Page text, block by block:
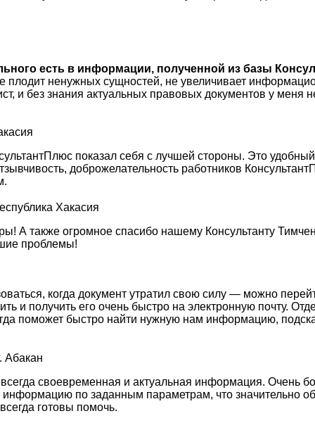
есть в информации, полученной из базы
плодит ненужных сущностей, не увеличивает
и без знания актуальных правовых документов у
показал себя с лучшей стороны. Это
доброжелательность работников
Хакасия
А также огромное спасибо нашему Консультанту
проблемы!
когда документ утратил свою силу — можно
и получить его очень быстро на электронную почту.
поможет быстро найти нужную нам информацию,
Абакан
своевременная и актуальная информация. Очень
по заданным параметрам, что значительно
готовы помочь.